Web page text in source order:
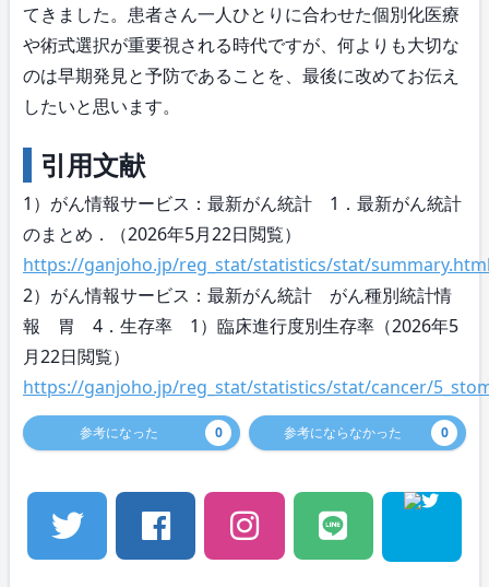
てきました。患者さん一人ひとりに合わせた個別化医療
や術式選択が重要視される時代ですが、何よりも大切な
のは早期発見と予防であることを、最後に改めてお伝え
したいと思います。
引用文献
1）がん情報サービス：最新がん統計 1．最新がん統計
のまとめ．（2026年5月22日閲覧）
https://ganjoho.jp/reg_stat/statistics/stat/
2）がん情報サービス：最新がん統計 がん種別統計情
報 胃 4．生存率 1）臨床進行度別生存率（2026年5
月22日閲覧）
https://ganjoho.jp/reg_stat/statistics/stat/cancer/
参考になった 0 参考にならなかった 0